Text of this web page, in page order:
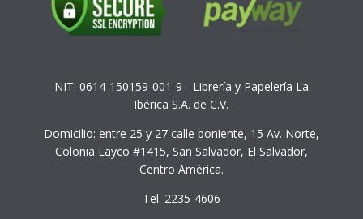
NIT: 0614-150159-001-9 - Librería y Papelería La
Ibérica S.A. de C.V.
Domicilio: entre 25 y 27 calle poniente, 15 Av. Norte,
Colonia Layco #1415, San Salvador, El Salvador,
Centro América.
Tel. 2235-4606